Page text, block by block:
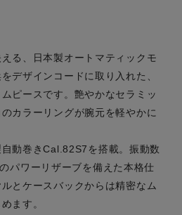
る、日本製オートマティックモ
デザインコードに取り入れた、
ピースです。艶やかなセラミッ
カラーリングが腕元を軽やかに
動巻きCal.82S7を搭載。振動数
パワーリザーブを備えた本格仕
とケースバックからは精密なム
ます。